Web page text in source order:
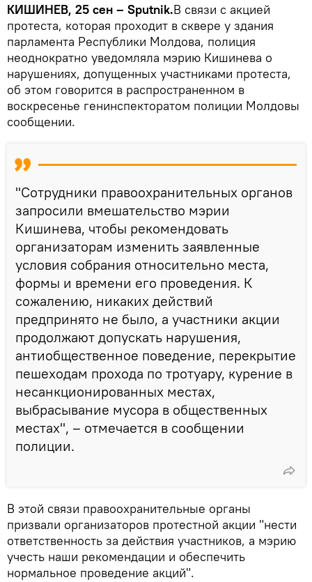
КИШИНЕВ, 25 сен – Sputnik.В связи с акцией
протеста, которая проходит в сквере у здания
парламента Республики Молдова, полиция
неоднократно уведомляла мэрию Кишинева о
нарушениях, допущенных участниками протеста,
об этом говорится в распространенном в
воскресенье генинспекторатом полиции Молдовы
сообщении.
"Сотрудники правоохранительных органов
запросили вмешательство мэрии
Кишинева, чтобы рекомендовать
организаторам изменить заявленные
условия собрания относительно места,
формы и времени его проведения. К
сожалению, никаких действий
предпринято не было, а участники акции
продолжают допускать нарушения,
антиобщественное поведение, перекрытие
пешеходам прохода по тротуару, курение в
несанкционированных местах,
выбрасывание мусора в общественных
местах", – отмечается в сообщении
полиции.
В этой связи правоохранительные органы
призвали организаторов протестной акции "нести
ответственность за действия участников, а мэрию
учесть наши рекомендации и обеспечить
нормальное проведение акций".